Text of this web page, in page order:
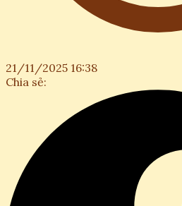
21/11/2025 16:38
Chia sẻ: